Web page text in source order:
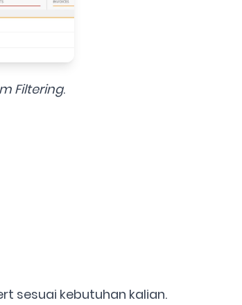
Filtering.
sesuai kebutuhan kalian.